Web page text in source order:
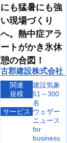
にも猛暑にも強
い現場づくり
へ。熱中症アラ
ートがかき氷休
憩の合図！
古郡建設株式会社
関連
建設気象
規模
51～300
名
サービス ウェザー
ニュース
for
business